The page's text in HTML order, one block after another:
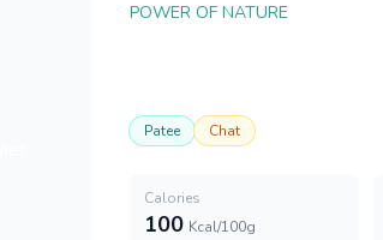
POWER OF NATURE
Patee Chat
Calories
100 Kcal/100g